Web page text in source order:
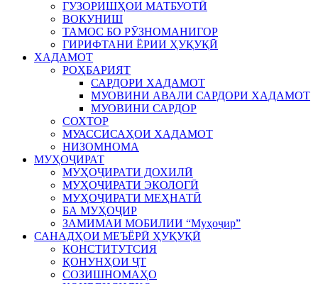
ГУЗОРИШҲОИ МАТБУОТӢ
ВОКУНИШ
ТАМОС БО РӮЗНОМАНИГОР
ГИРИФТАНИ ЁРИИ ҲУҚУҚӢ
ХАДАМОТ
РОҲБАРИЯТ
САРДОРИ ХАДАМОТ
МУОВИНИ АВАЛИ САРДОРИ ХАДАМОТ
МУОВИНИ САРДОР
СОХТОР
МУАССИСАҲОИ ХАДАМОТ
НИЗОМНОМА
МУҲОҶИРАТ
МУҲОҶИРАТИ ДОХИЛӢ
МУҲОҶИРАТИ ЭКОЛОГӢ
МУҲОҶИРАТИ МЕҲНАТӢ
БА МУҲОҶИР
ЗАМИМАИ МОБИЛИИ “Муҳоҷир”
САНАДҲОИ МЕЪЁРӢ ҲУҚУҚӢ
КОНСТИТУТСИЯ
ҚОНУНҲОИ ҶТ
СОЗИШНОМАҲО